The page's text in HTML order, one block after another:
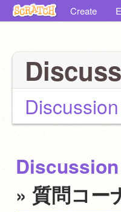
Create
» 質問コー